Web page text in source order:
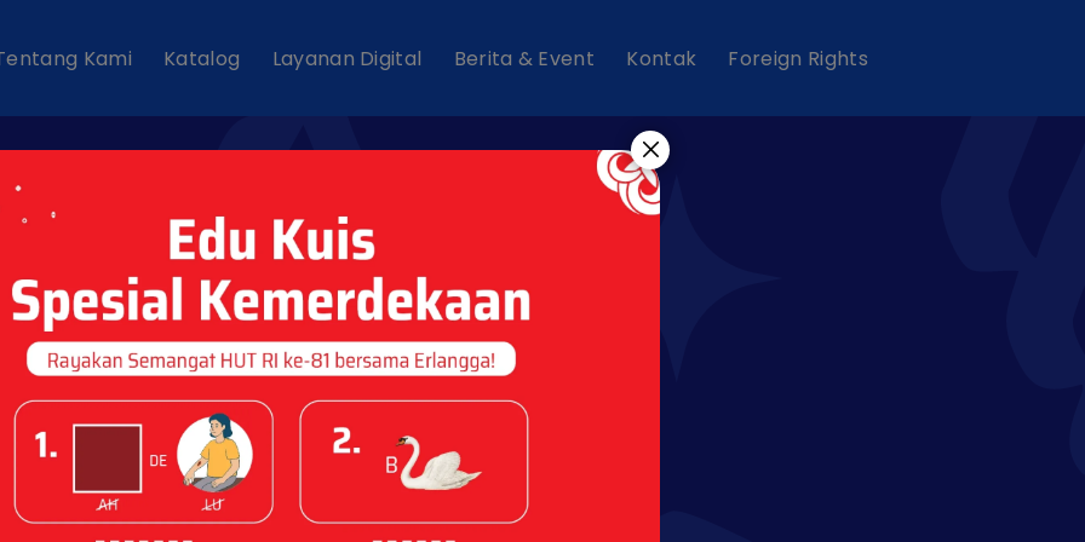
Kami Katalog Layanan Digital Berita & Event Kontak Foreign Rights
News Tags : "Pantai
Losari"